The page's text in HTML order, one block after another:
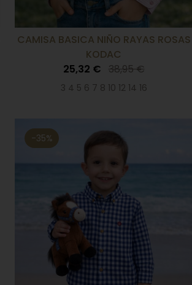
CAMISA BASICA NIÑO RAYAS ROSAS
KODAC
25,32 € 38,95 €
3 4 5 6 7 8 10 12 14 16
-35%